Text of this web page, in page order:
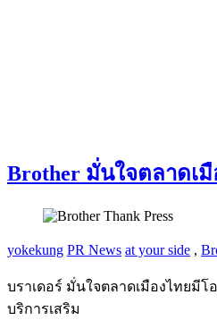
Brother มั่นใจตลาดเ
yokekung PR News at your side ,
บราเดอร์ มั่นใจตลาดเมืองไทยมี
บริการเสริม